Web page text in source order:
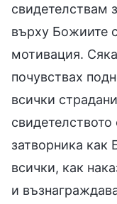
свидетелствам
върху Божиите
мотивация.
почувствах
всички
затворника как
всички, как
и